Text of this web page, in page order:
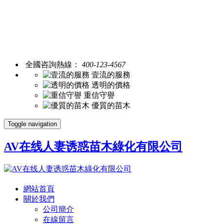
全國咨詢熱線： 400-123-4567
壹流的服務
透明的價格
重信守譽
優質的苗木
Toggle navigation
AV在线人妻诱惑苗木綠化有限公司
網站首頁
關於我們
公司簡介
在線留言